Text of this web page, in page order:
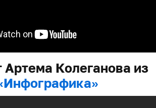
Артема Колеганова из